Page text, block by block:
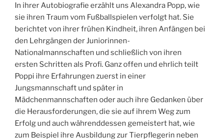
In ihrer Autobiografie erzählt uns Alexandra Popp, wie
sie ihren Traum vom Fußballspielen verfolgt hat. Sie
berichtet von ihrer frühen Kindheit, ihren Anfängen bei
den Lehrgängen der Juniorinnen-
Nationalmannschaften und schließlich von ihren
ersten Schritten als Profi. Ganz offen und ehrlich teilt
Poppi ihre Erfahrungen zuerst in einer
Jungsmannschaft und später in
Mädchenmannschaften oder auch ihre Gedanken über
die Herausforderungen, die sie auf ihrem Weg zum
Erfolg und auch währenddessen gemeistert hat, wie
zum Beispiel ihre Ausbildung zur Tierpflegerin neben